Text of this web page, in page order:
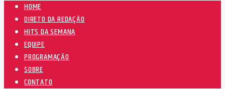
HOME
DIRETO DA REDAÇÃO
HITS DA SEMANA
EQUIPE
PROGRAMAÇÃO
SOBRE
CONTATO